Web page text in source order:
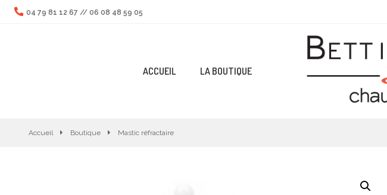
04 79 81 12 67 // 06 08 48 59 05
ACCUEIL LA BOUTIQUE
Accueil Boutique Mastic réfractaire